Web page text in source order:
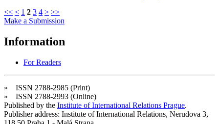
<< < 1 2 3 4 > >>
Make a Submission
Information
For Readers
» ISSN 2788-2985 (Print)
» ISSN 2788-2993 (Online)
Published by the Institute of International Relations Prague.
Publisher address: Institute of International Relations, Nerudova 3,